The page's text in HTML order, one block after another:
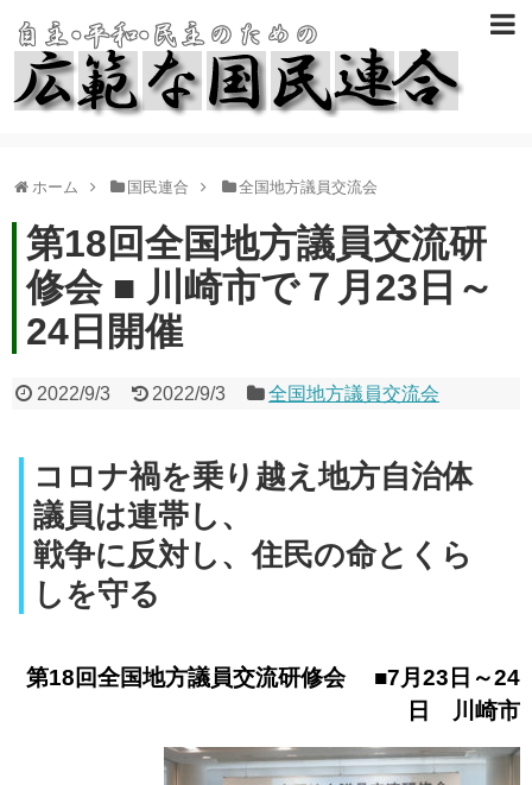
ホーム 国民連合 全国地方議員交流会
第18回全国地方議員交流研
修会 ■ 川崎市で７月23日～
24日開催
2022/9/3 2022/9/3 全国地方議員交流会
コロナ禍を乗り越え地方自治体
議員は連帯し、
戦争に反対し、住民の命とくら
しを守る
第18回全国地方議員交流研修会 ■7月23日～24
日 川崎市